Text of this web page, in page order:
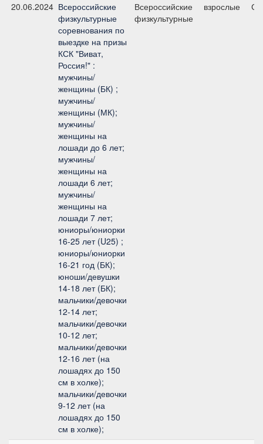
20.06.2024 Всероссийские
физкультурные
соревнования по
выездке на призы
КСК "Виват,
Россия!" :
мужчины/
женщины (БК) ;
мужчины/
женщины (МК);
мужчины/
женщины на
лошади до 6 лет;
мужчины/
женщины на
лошади 6 лет;
мужчины/
женщины на
лошади 7 лет;
юниоры/юниорки
16-25 лет (U25) ;
юниоры/юниорки
16-21 год (БК);
юноши/девушки
14-18 лет (БК);
мальчики/девочки
12-14 лет;
мальчики/девочки
10-12 лет;
мальчики/девочки
12-16 лет (на
лошадях до 150
см в холке);
мальчики/девочки
9-12 лет (на
лошадях до 150
см в холке);
Всероссийские
физкультурные
взрослые